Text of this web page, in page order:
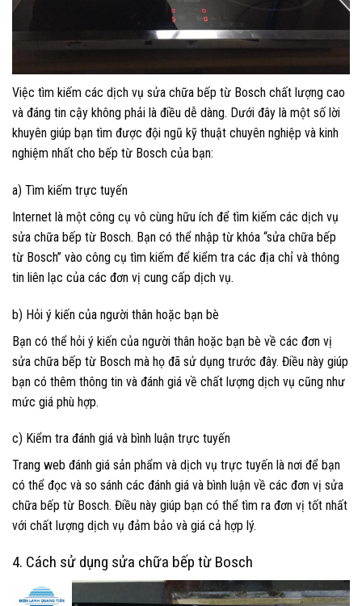
Việc tìm kiếm các dịch vụ sửa chữa bếp từ Bosch chất lượng cao
và đáng tin cậy không phải là điều dễ dàng. Dưới đây là một số lời
khuyên giúp bạn tìm được đội ngũ kỹ thuật chuyên nghiệp và kinh
nghiệm nhất cho bếp từ Bosch của bạn:
a) Tìm kiếm trực tuyến
Internet là một công cụ vô cùng hữu ích để tìm kiếm các dịch vụ
sửa chữa bếp từ Bosch. Bạn có thể nhập từ khóa “sửa chữa bếp
từ Bosch” vào công cụ tìm kiếm để kiểm tra các địa chỉ và thông
tin liên lạc của các đơn vị cung cấp dịch vụ.
b) Hỏi ý kiến của người thân hoặc bạn bè
Bạn có thể hỏi ý kiến của người thân hoặc bạn bè về các đơn vị
sửa chữa bếp từ Bosch mà họ đã sử dụng trước đây. Điều này giúp
bạn có thêm thông tin và đánh giá về chất lượng dịch vụ cũng như
mức giá phù hợp.
c) Kiểm tra đánh giá và bình luận trực tuyến
Trang web đánh giá sản phẩm và dịch vụ trực tuyến là nơi để bạn
có thể đọc và so sánh các đánh giá và bình luận về các đơn vị sửa
chữa bếp từ Bosch. Điều này giúp bạn có thể tìm ra đơn vị tốt nhất
với chất lượng dịch vụ đảm bảo và giá cả hợp lý.
4. Cách sử dụng sửa chữa bếp từ Bosch